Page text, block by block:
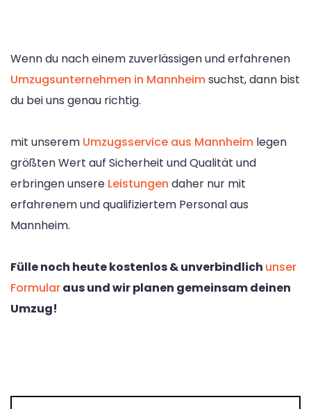
Wenn du nach einem zuverlässigen und erfahrenen
Umzugsunternehmen in Mannheimsuchst, dann bist
du bei uns genau richtig.
mit unserem Umzugsservice aus Mannheim legen
größten Wert auf Sicherheit und Qualität und
erbringen unsere Leistungen daher nur mit
erfahrenem und qualifiziertem Personal aus
Mannheim.
Fülle noch heute kostenlos & unverbindlich unser
Formularaus und wir planen gemeinsam deinen
Umzug!